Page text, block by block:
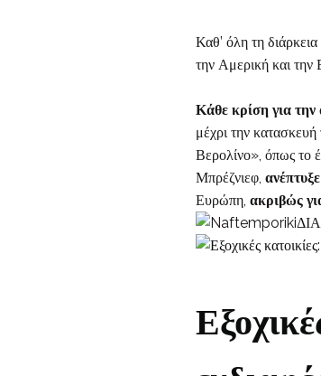
Καθ’ όλη τη
την Αμερική και την
Κάθε κρίση για την
μέχρι την
Βερολίνο», όπως το
Μπρέζνιεφ,
Ευρώπη, ακριβώς